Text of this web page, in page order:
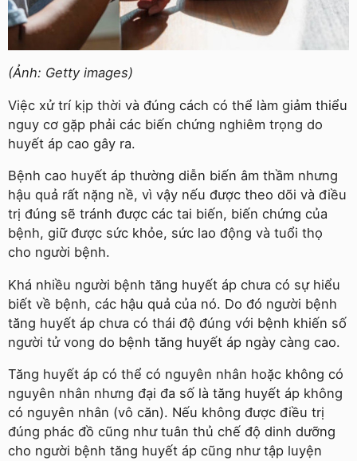
(Ảnh: Getty images)
Việc xử trí kịp thời và đúng cách có thể làm giảm thiểu
nguy cơ gặp phải các biến chứng nghiêm trọng do
huyết áp cao gây ra.
Bệnh cao huyết áp thường diễn biến âm thầm nhưng
hậu quả rất nặng nề, vì vậy nếu được theo dõi và điều
trị đúng sẽ tránh được các tai biến, biến chứng của
bệnh, giữ được sức khỏe, sức lao động và tuổi thọ
cho người bệnh.
Khá nhiều người bệnh tăng huyết áp chưa có sự hiểu
biết về bệnh, các hậu quả của nó. Do đó người bệnh
tăng huyết áp chưa có thái độ đúng với bệnh khiến số
người tử vong do bệnh tăng huyết áp ngày càng cao.
Tăng huyết áp có thể có nguyên nhân hoặc không có
nguyên nhân nhưng đại đa số là tăng huyết áp không
có nguyên nhân (vô căn). Nếu không được điều trị
đúng phác đồ cũng như tuân thủ chế độ dinh dưỡng
cho người bệnh tăng huyết áp cũng như tập luyện